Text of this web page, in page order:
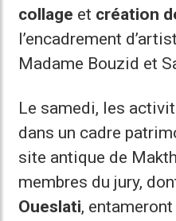
collage et création
l’encadrement
Madame Bouzid et
Le samedi, les
dans un cadre
site antique de
membres du jury,
Oueslati,